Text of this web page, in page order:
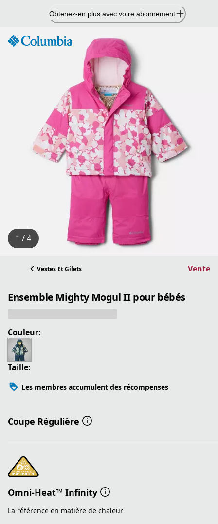
Obtenez-en plus avec votre abonnement
1 / 4
Vestes Et Gilets Vente
Ensemble Mighty Mogul II pour bébés
Couleur:
Taille:
Les membres accumulent des récompenses
Coupe Régulière
Omni-Heat™ Infinity
La référence en matière de chaleur